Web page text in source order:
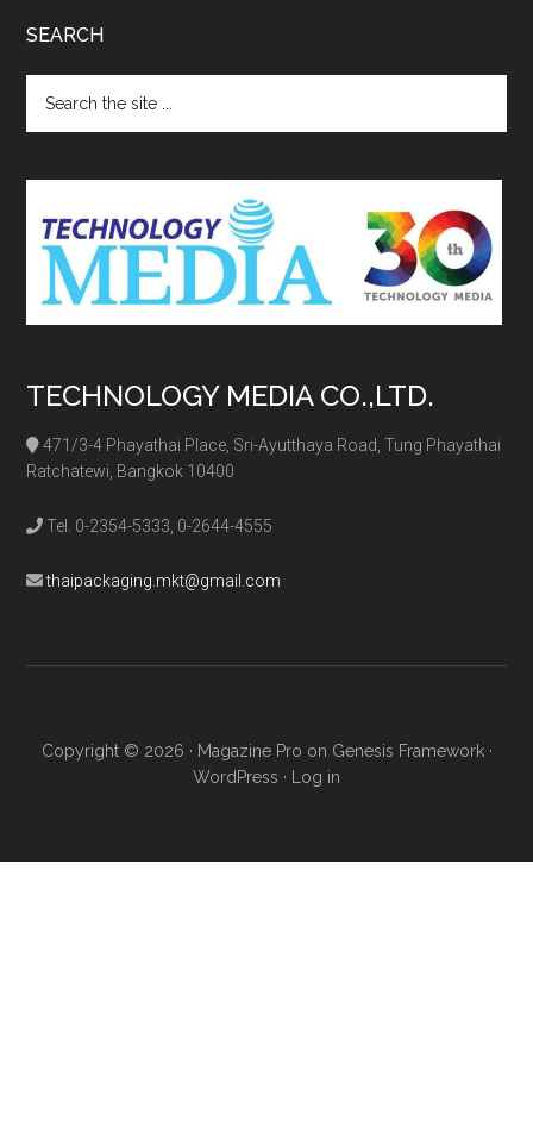
SEARCH
the
site
TECHNOLOGY MEDIA CO.,LTD.
471/3-4 Phayathai Place, Sri-Ayutthaya Road, Tung Phayathai
Ratchatewi, Bangkok 10400
Tel. 0-2354-5333, 0-2644-4555
thaipackaging.mkt@gmail.com
Copyright © 2026 · Magazine Pro on Genesis Framework·
WordPress · Log in